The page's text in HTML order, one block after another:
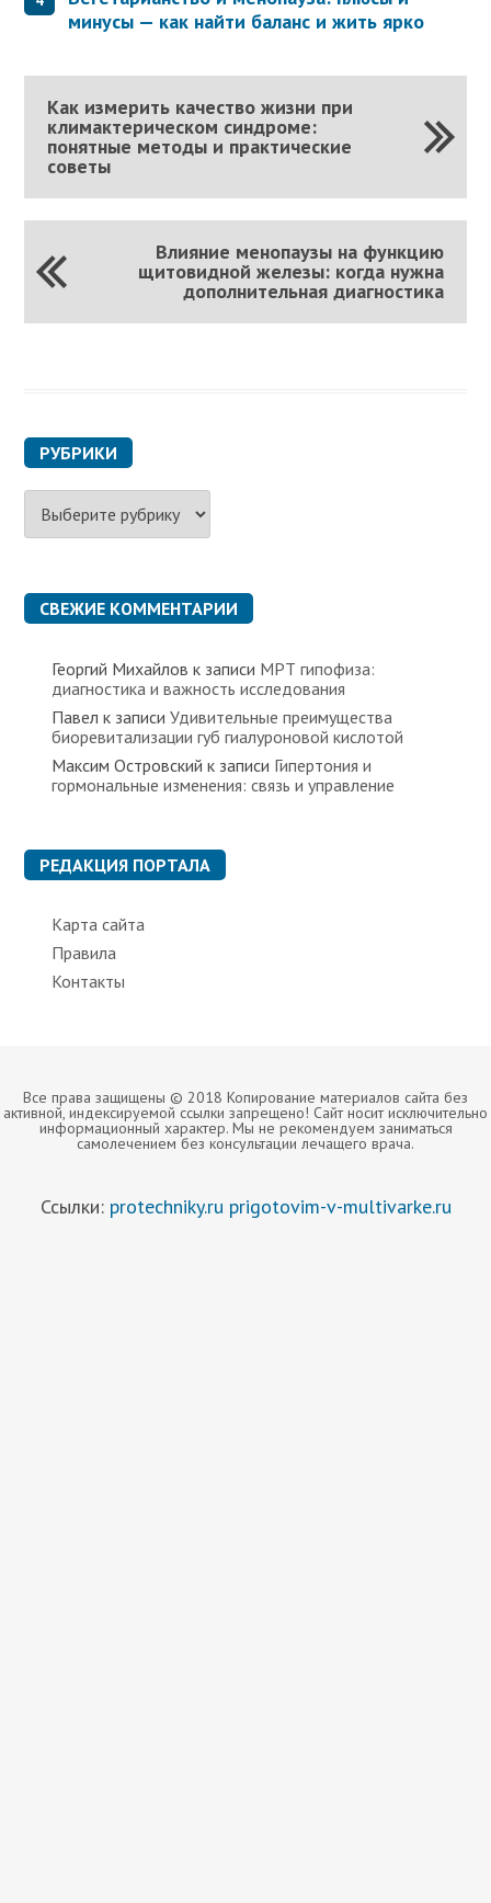
минусы — как найти баланс и жить ярко
Как измерить качество жизни при
климактерическом синдроме:
понятные методы и практические
советы
Влияние менопаузы на функцию
щитовидной железы: когда нужна
дополнительная диагностика
РУБРИКИ
б
к
и СВЕЖИЕ КОММЕНТАРИИ
Георгий Михайлов к записи МРТ гипофиза:
диагностика и важность исследования
Павел к записиУдивительные преимущества
биоревитализации губ гиалуроновой кислотой
Максим Островский к записи Гипертония и
гормональные изменения: связь и управление
РЕДАКЦИЯ ПОРТАЛА
Карта сайта
Правила
Контакты
Все права защищены © 2018 Копирование материалов сайта без
активной, индексируемой ссылки запрещено! Сайт носит исключительно
информационный характер. Мы не рекомендуем заниматься
самолечением без консультации лечащего врача.
Ссылки: protechniky.ru prigotovim-v-multivarke.ru